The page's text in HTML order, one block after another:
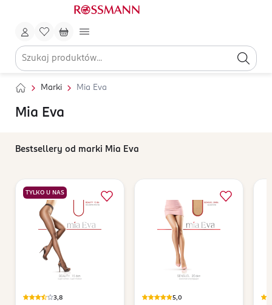
Marki Mia Eva
Mia Eva
Bestsellery od marki Mia Eva
TYLKO U NAS
3,8 5,0